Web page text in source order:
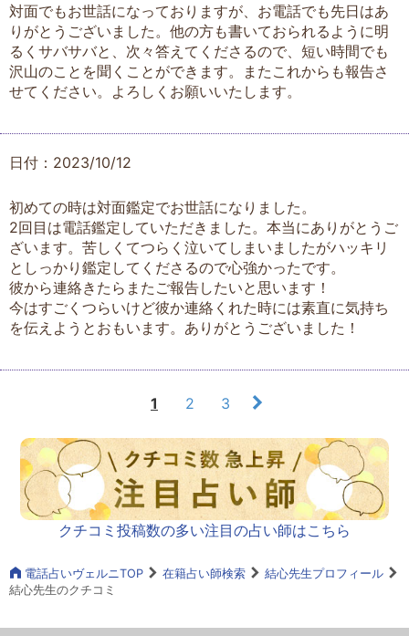
対面でもお世話になっておりますが、お電話でも先日はあ
りがとうございました。他の方も書いておられるように明
るくサバサバと、次々答えてくださるので、短い時間でも
沢山のことを聞くことができます。またこれからも報告さ
せてください。よろしくお願いいたします。
日付：2023/10/12
初めての時は対面鑑定でお世話になりました。
2回目は電話鑑定していただきました。本当にありがとうご
ざいます。苦しくてつらく泣いてしまいましたがハッキリ
としっかり鑑定してくださるので心強かったです。
彼から連絡きたらまたご報告したいと思います！
今はすごくつらいけど彼か連絡くれた時には素直に気持ち
を伝えようとおもいます。ありがとうございました！
1 2 3
クチコミ投稿数の多い注目の占い師はこちら
電話占いヴェルニTOP 在籍占い師検索
結心先生プロフィール
結心先生のクチコミ